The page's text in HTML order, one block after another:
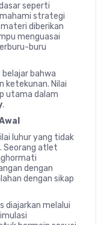
seperti
strategi
diberikan
menguasai
buru
bahwa
ketekunan. Nilai
utama dalam
.
luhur yang tidak
Seorang atlet
dengan
dengan sikap
diajarkan melalui